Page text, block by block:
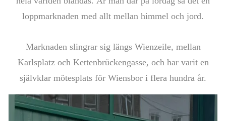
loppmarknaden med allt mellan himmel och jord.
Marknaden slingrar sig längs Wienzeile, mellan
Karlsplatz och Kettenbrückengasse, och har varit en
självklar mötesplats för Wiensbor i flera hundra år.